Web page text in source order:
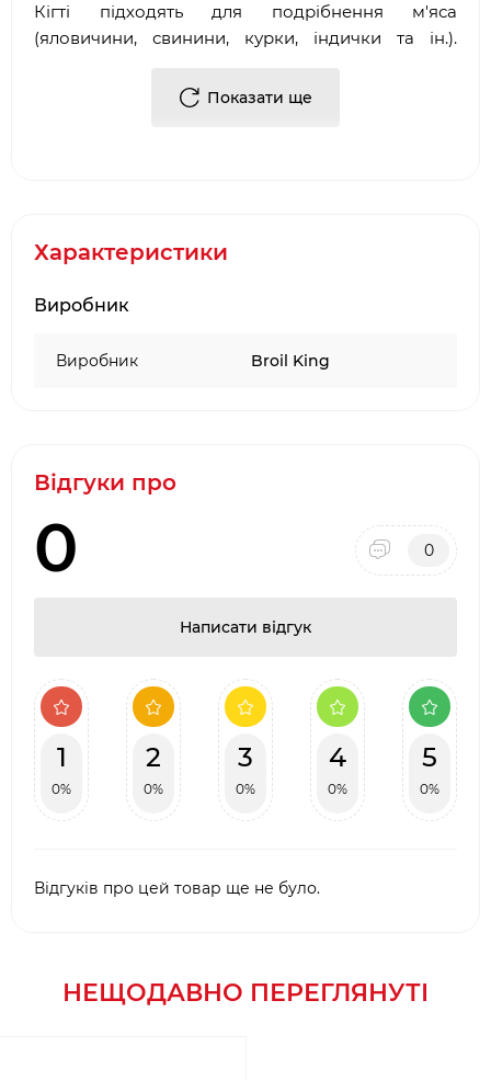
Кігті підходять для подрібнення м'яса
(яловичини, свинини, курки, індички та ін.).
викладання салатів та інших продуктів. Легко
Показати ще
Характеристики
Виробник
Виробник Broil King
Відгуки про
0 0
Написати відгук
1
0%
2
0%
3
0%
4
0%
5
0%
Відгуків про цей товар ще не було.
НЕЩОДАВНО ПЕРЕГЛЯНУТІ